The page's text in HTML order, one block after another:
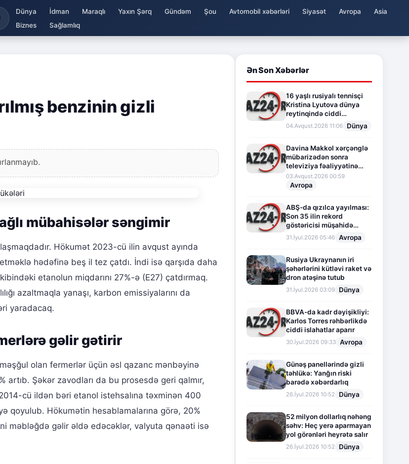
Dünya İdman Maraqlı Yaxın Şərq Gündəm Şou Avtomobil xəbərləri Siyasət Avropa
Asia
Biznes
Sağlamlıq
benzinin gizli
mübahisələr səngimir
Hökumət 2023-cü ilin avqust ayında
hədəfinə beş il tez çatdı. İndi isə qarşıda daha
etanolun miqdarını 27%-ə (E27) çatdırmaq.
azaltmaqla yanaşı, karbon emissiyalarını da
yaradacaq.
gəlir gətirir
olan fermerlər üçün əsl qazanc mənbəyinə
artıb. Şəkər zavodları da bu prosesdə geri qalmır,
cü ildən bəri etanol istehsalına təxminən 400
qoyulub. Hökumətin hesablamalarına görə, 20%
məbləğdə gəlir əldə edəcəklər, valyuta qənaəti isə
Ən Son Xəbərlər
16 yaşlı rusiyalı tennisçi
Kristina Lyutova dünya
reytinqində ciddi
irəliləyişə imza atdı
04.Avqust.2026 11:06 Dünya
Davina Makkol xərçənglə
mübarizədən sonra
televiziya fəaliyyətinə
fasilə verir
03.Avqust.2026 00:59
Avropa
ABŞ-da qızılca yayılması:
Son 35 ilin rekord
göstəricisi müşahidə
olunur
31.İyul.2026 05:46 Avropa
Rusiya Ukraynanın iri
şəhərlərini kütləvi raket və
dron atəşinə tutub
31.İyul.2026 03:09 Dünya
BBVA-da kadr dəyişikliyi:
Karlos Torres rəhbərlikdə
ciddi islahatlar aparır
30.İyul.2026 09:33 Avropa
Günəş panellərində gizli
təhlükə: Yanğın riski
barədə xəbərdarlıq
26.İyul.2026 10:52 Dünya
52 milyon dollarlıq nəhəng
səhv: Heç yerə aparmayan
yol görənləri heyrətə salır
26.İyul.2026 10:52 Dünya